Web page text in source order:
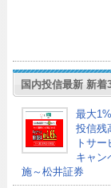
国内投信最新 新着
最大
投信残
トサー
キャン
施～松井証券